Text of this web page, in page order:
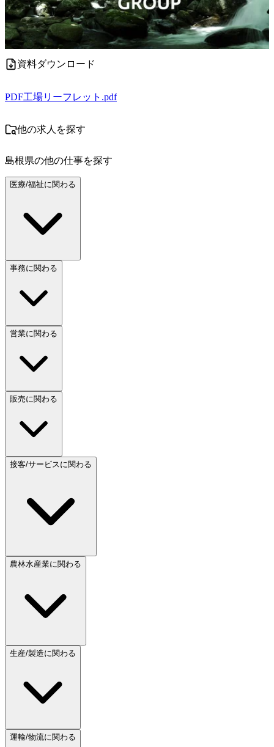
資料ダウンロード
PDF工場リーフレット.pdf
他の求人を探す
島根県の他の仕事を探す
医療/福祉に関わる
事務に関わる
営業に関わる
販売に関わる
接客/サービスに関わる
農林水産業に関わる
生産/製造に関わる
運輸/物流に関わる